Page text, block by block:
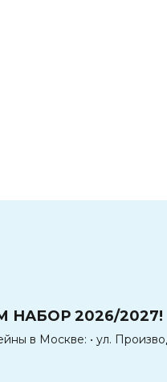
2026/2027!
в Москве: • ул.